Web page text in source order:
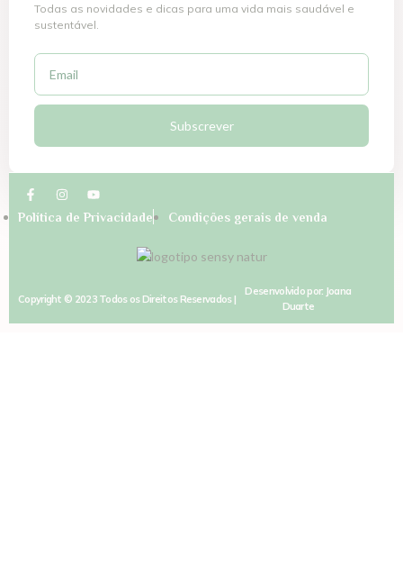
Todas as novidades e dicas para uma vida mais saudável e
sustentável.
Subscrever
Política de Privacidade Condições gerais de venda
Copyright © 2023 Todos os Direitos Reservados |
Desenvolvido por: Joana
Duarte